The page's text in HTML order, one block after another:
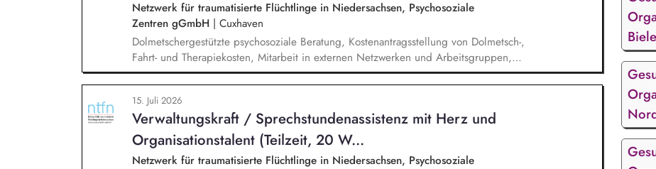
Netzwerk für traumatisierte Flüchtlinge in Niedersachsen, Psychosoziale
Zentren gGmbH | Cuxhaven
Dolmetschergestützte psychosoziale Beratung, Kostenantragsstellung von Dolmetsch-,
Fahrt- und Therapiekosten, Mitarbeit in externen Netzwerken und Arbeitsgruppen,
Vermittlung in die psychiatrische / psychotherapeutische Regelversorgung.
15. Juli 2026
Verwaltungskraft / Sprechstundenassistenz mit Herz und
Organisationstalent (Teilzeit, 20 W...
Netzwerk für traumatisierte Flüchtlinge in Niedersachsen, Psychosoziale